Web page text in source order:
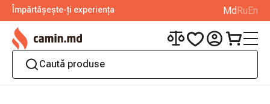
Împărtășește-ți experiența MdRuEn